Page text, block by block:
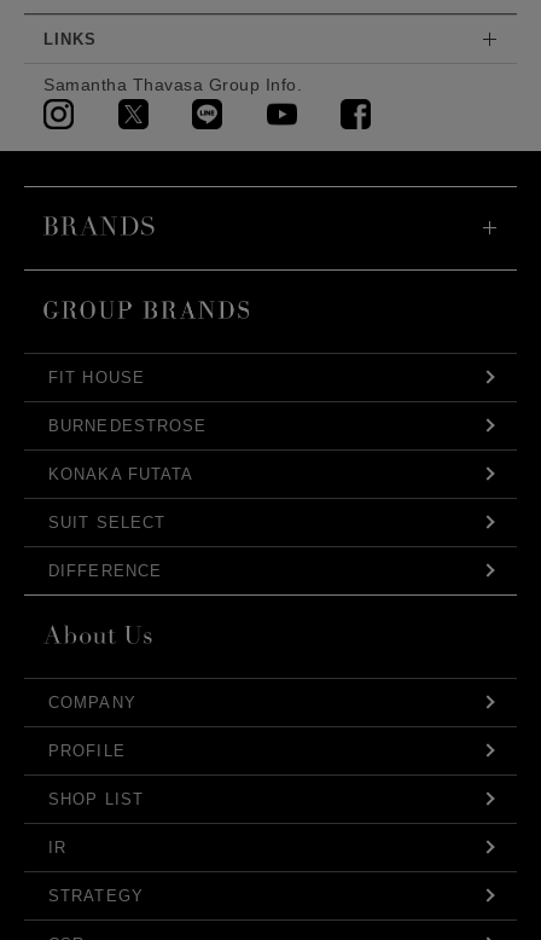
LINKS
Samantha Thavasa Group Info.
FIT HOUSE
BURNEDESTROSE
KONAKA FUTATA
SUIT SELECT
DIFFERENCE
COMPANY
PROFILE
SHOP LIST
IR
STRATEGY